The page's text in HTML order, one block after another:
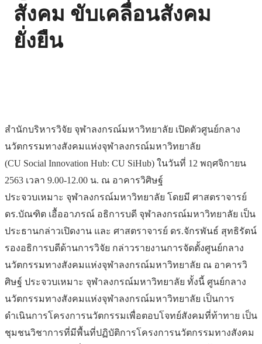
สังคม ขับเคลื่อนสังคม
ยั่งยืน
สำนักบริหารวิจัย จุฬาลงกรณ์มหาวิทยาลัย เปิดตัวศูนย์กลาง
นวัตกรรมทางสังคมแห่งจุฬาลงกรณ์มหาวิทยาลัย
(CU Social Innovation Hub: CU SiHub) ในวันที่ 12 พฤศจิกายน
2563 เวลา 9.00-12.00 น. ณ อาคารวิศิษฐ์
ประจวบเหมาะ จุฬาลงกรณ์มหาวิทยาลัย โดยมี ศาสตราจารย์
ดร.บัณฑิต เอื้ออาภรณ์ อธิการบดี จุฬาลงกรณ์มหาวิทยาลัย เป็น
ประธานกล่าวเปิดงาน และ ศาสตราจารย์ ดร.จักรพันธ์ สุทธิรัตน์
รองอธิการบดีด้านการวิจัย กล่าวรายงานการจัดตั้งศูนย์กลาง
นวัตกรรมทางสังคมแห่งจุฬาลงกรณ์มหาวิทยาลัย ณ อาคารวิ
ศิษฐ์ ประจวบเหมาะ จุฬาลงกรณ์มหาวิทยาลัย ทั้งนี้ ศูนย์กลาง
นวัตกรรมทางสังคมแห่งจุฬาลงกรณ์มหาวิทยาลัย เป็นการ
ดำเนินการโครงการนวัตกรรมเพื่อตอบโจทย์สังคมที่ท้าทาย เป็น
ชุมชนวิชาการที่มีพื้นที่ปฏิบัติการโครงการนวัตกรรมทางสังคม